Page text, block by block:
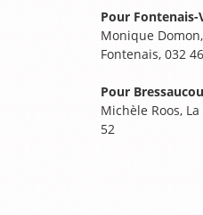
Pour Fontenais-
Monique
Fontenais, 032
Pour
Michèle Roos,
52